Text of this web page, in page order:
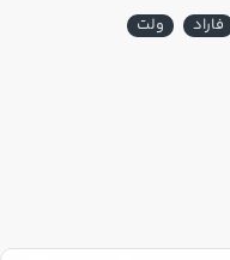
تخفیف می باشد که
گردیده است
فاراد
ولت